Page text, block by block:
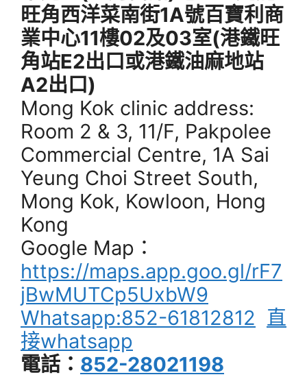
旺角西洋菜南街1A號百寶利商
業中心11樓02及03室(港鐵旺
角站E2出口或港鐵油麻地站
A2出口)
Mong Kok clinic address:
Room 2 & 3, 11/F, Pakpolee
Commercial Centre, 1A Sai
Yeung Choi Street South,
Mong Kok, Kowloon, Hong
Kong
Google Map：
https://maps.app.goo.gl/rF7
jBwMUTCp5UxbW9
Whatsapp:852-61812812 直
接whatsapp
電話： 852-28021198